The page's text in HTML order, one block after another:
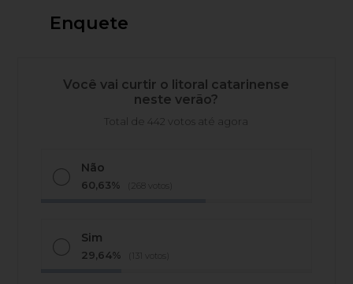
Enquete
Você vai curtir o litoral catarinense
neste verão?
Total de 442 votos até agora
Não
60,63% (268 votos)
Sim
29,64% (131 votos)